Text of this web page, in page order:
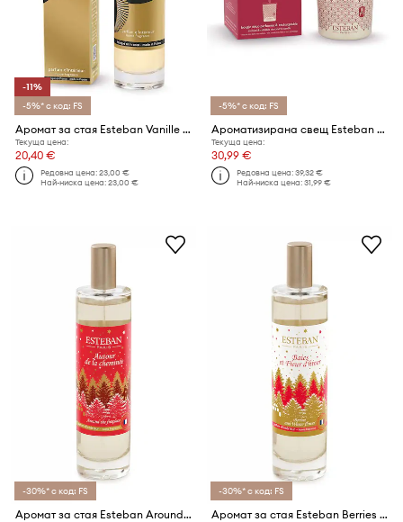
-11%
-5%* с код: FS
Аромат за стая Esteban Vanille d'Or 75 ml
Текуща цена:
20,40 €
Редовна цена:23,00 €
Най-ниска цена:23,00 €
-5%* с код: FS
Ароматизирана свещ Esteban Esprit de thé 180 g
Текуща цена:
30,99 €
Редовна цена:39,32 €
Най-ниска цена:31,99 €
-30%* с код: FS
Аромат за стая Esteban Around The Fireplace 75 ml
-30%* с код: FS
Аромат за стая Esteban Berries And Winter Flower 75 ml